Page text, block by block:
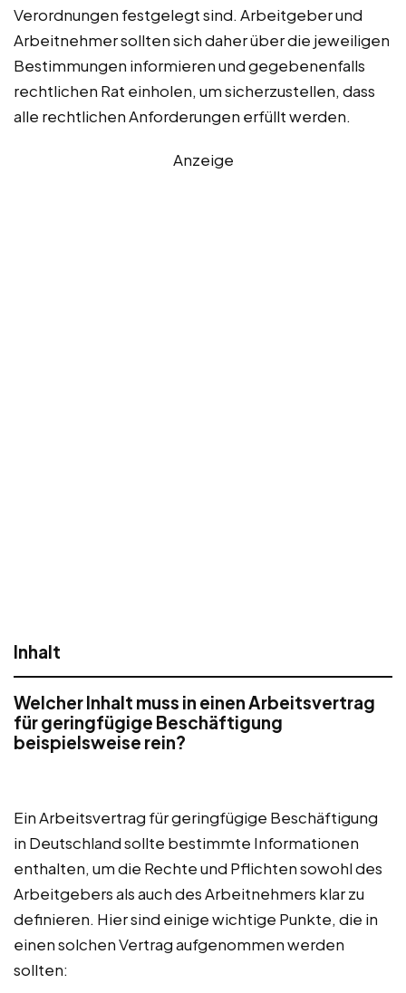
Verordnungen festgelegt sind. Arbeitgeber und
Arbeitnehmer sollten sich daher über die jeweiligen
Bestimmungen informieren und gegebenenfalls
rechtlichen Rat einholen, um sicherzustellen, dass
alle rechtlichen Anforderungen erfüllt werden.
Anzeige
Inhalt
Welcher Inhalt muss in einen Arbeitsvertrag
für geringfügige Beschäftigung
beispielsweise rein?
Ein Arbeitsvertrag für geringfügige Beschäftigung
in Deutschland sollte bestimmte Informationen
enthalten, um die Rechte und Pflichten sowohl des
Arbeitgebers als auch des Arbeitnehmers klar zu
definieren. Hier sind einige wichtige Punkte, die in
einen solchen Vertrag aufgenommen werden
sollten: